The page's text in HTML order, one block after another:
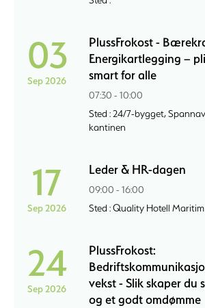
03
Sep 2026
PlussFrokost -
Energikartlegging –
smart for alle
07:30 - 10:00
Sted : 24/7-bygget,
kantinen
17
Sep 2026
Leder & HR-dagen
09:00 - 16:00
Sted : Quality Hotell Maritim
24
Sep 2026
PlussFrokost:
vekst - Slik skaper du
og et godt omdømme